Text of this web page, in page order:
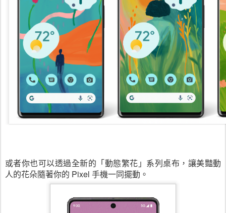
或者你也可以透過全新的「動態繁花」系列桌布，讓美豔動
人的花朵隨著你的 Pixel 手機一同擺動。